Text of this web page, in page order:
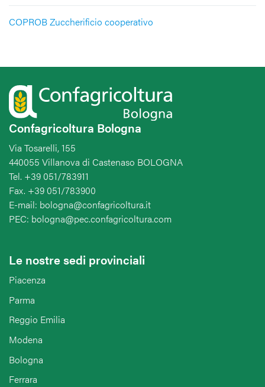
COPROB Zuccherificio cooperativo
Confagricoltura Bologna
Via Tosarelli, 155
440055 Villanova di Castenaso BOLOGNA
Tel. +39 051/783911
Fax. +39 051/783900
E-mail: bologna@confagricoltura.it
PEC: bologna@pec.confagricoltura.com
Le nostre sedi provinciali
Piacenza
Parma
Reggio Emilia
Modena
Bologna
Ferrara